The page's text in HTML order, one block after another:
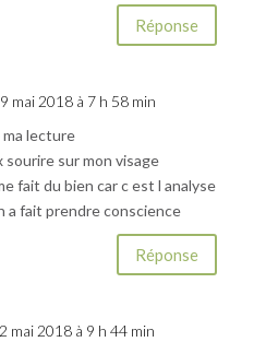
Réponse
mai 2018 à 7 h 58 min
lecture
sourire sur mon visage
fait du bien car c est l analyse
a fait prendre conscience
Réponse
mai 2018 à 9 h 44 min